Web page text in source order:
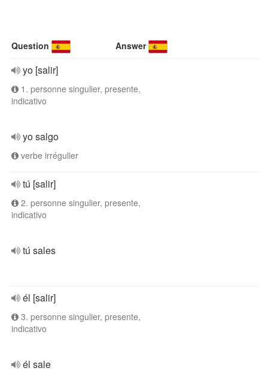
Question Answer
yo [salir]
1. personne singulier, presente,
indicativo
yo salgo
verbe irrégulier
tú [salir]
2. personne singulier, presente,
indicativo
tú sales
él [salir]
3. personne singulier, presente,
indicativo
él sale